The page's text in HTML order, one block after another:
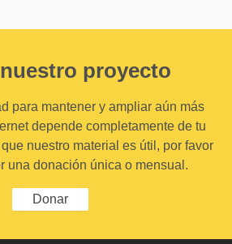
proyecto
para mantener y ampliar aún más
depende completamente de tu
nuestro material es útil, por favor
una donación única o mensual.
Donar